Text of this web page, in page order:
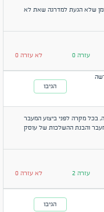
שלא הגעת למדרגה שאת לא
עזרה 0 לא עזרה 0
הגיבו
בכל מקרה לפני ביצוע המעבר
והבנת ההשלכות של עוסק
עזרה 2 לא עזרה 0
הגיבו